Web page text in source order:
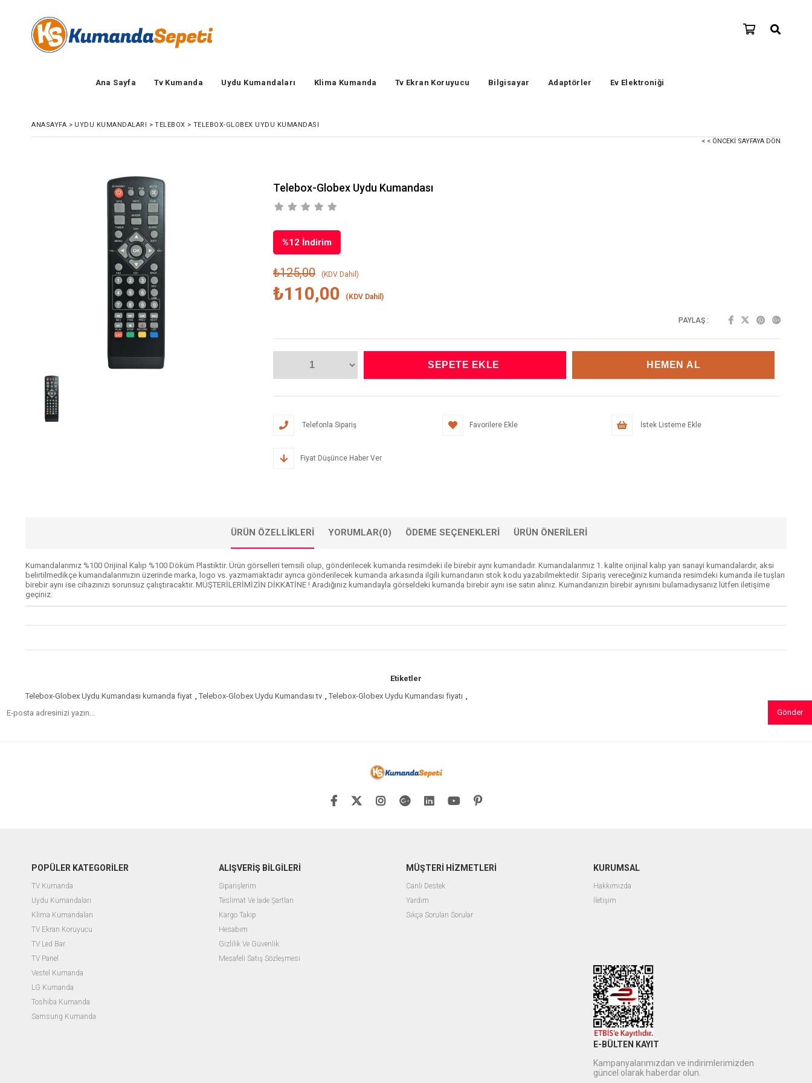
Ana Sayfa Tv Kumanda Uydu Kumandaları Klima Kumanda Tv Ekran Koruyucu Bilgisayar Adaptörler Ev Elektroniği
ANASAYFA > UYDU KUMANDALARI > TELEBOX > TELEBOX-GLOBEX UYDU KUMANDASI
< < ÖNCEKI SAYFAYA DÖN
Telebox-Globex Uydu Kumandası
%12 İndirim
₺125,00 (KDV Dahil)
₺110,00 (KDV Dahil)
PAYLAŞ :
Telefonla Sipariş Favorilere Ekle İstek Listeme Ekle
Fiyat Düşünce Haber Ver
ÜRÜN ÖZELLIKLERI YORUMLAR(0) ÖDEME SEÇENEKLERI ÜRÜN ÖNERILERI
Kumandalarımız %100 Orijinal Kalıp %100 Döküm Plastiktir. Ürün görselleri temsili olup, gönderilecek kumanda resimdeki ile birebir aynı kumandadır. Kumandalarımız 1. kalite orijinal kalıp yan sanayi kumandalardır, aksi
belirtilmedikçe kumandalarımızın üzerinde marka, logo vs. yazmamaktadır ayrıca gönderilecek kumanda arkasında ilgili kumandanın stok kodu yazabilmektedir. Sipariş vereceğiniz kumanda resimdeki kumanda ile tuşları
birebir aynı ise cihazınızı sorunsuz çalıştıracaktır. MÜŞTERİLERİMİZİN DİKKATİNE ! Aradığınız kumandayla görseldeki kumanda birebir aynı ise satın alınız. Kumandanızın birebir aynısını bulamadıysanız lütfen iletişime
geçiniz.
Etiketler
Telebox-Globex Uydu Kumandası kumanda fiyat , Telebox-Globex Uydu Kumandası tv , Telebox-Globex Uydu Kumandası fiyatı ,
Gönder
POPÜLER KATEGORİLER
TV Kumanda
Uydu Kumandaları
Klima Kumandaları
TV Ekran Koruyucu
TV Led Bar
TV Panel
Vestel Kumanda
LG Kumanda
Toshiba Kumanda
Samsung Kumanda
ALIŞVERİŞ BİLGİLERİ
Siparişlerim
Teslimat Ve İade Şartları
Kargo Takip
Hesabım
Gizlilik Ve Güvenlik
Mesafeli Satış Sözleşmesi
MÜŞTERİ HİZMETLERİ
Canlı Destek
Yardım
Sıkça Sorulan Sorular
KURUMSAL
Hakkımızda
İletişim
E-BÜLTEN KAYIT
Kampanyalarımızdan ve indirimlerimizden
güncel olarak haberdar olun.